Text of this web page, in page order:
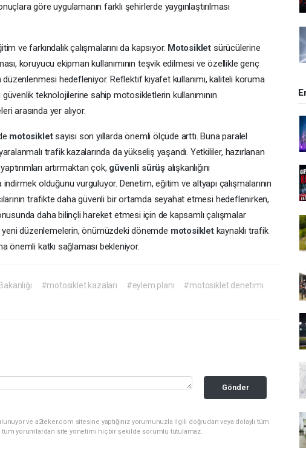
göre uygulamanın farklı şehirlerde yaygınlaştırılması
ve farkındalık çalışmalarını da kapsıyor. Motosiklet sürücülerine
koruyucu ekipman kullanımının teşvik edilmesi ve özellikle genç
hedefleniyor. Reflektif kıyafet kullanımı, kaliteli koruma
teknolojilerine sahip motosikletlerin kullanımının
arasında yer alıyor.
motosikletsayısı son yıllarda önemli ölçüde arttı. Buna paralel
trafik kazalarında da yükseliş yaşandı. Yetkililer, hazırlanan
artırmaktan çok, güvenli sürüş alışkanlığını
olduğunu vurguluyor. Denetim, eğitim ve altyapı çalışmalarının
trafikte daha güvenli bir ortamda seyahat etmesi hedeflenirken,
daha bilinçli hareket etmesi için de kapsamlı çalışmalar
düzenlemelerin, önümüzdeki dönemde motosiklet kaynaklı trafik
önemli katkı sağlaması bekleniyor.
#motosiklet kazaları #eylem planı
#motosiklet denetimi
Gönder
ve a2teker.com sitesine yaptığınız yorumunuzla ilgili doğrudan veya dolaylı tüm
tüm yorumlardan site yönetimi hiçbir şekilde sorumlu tutulamaz.